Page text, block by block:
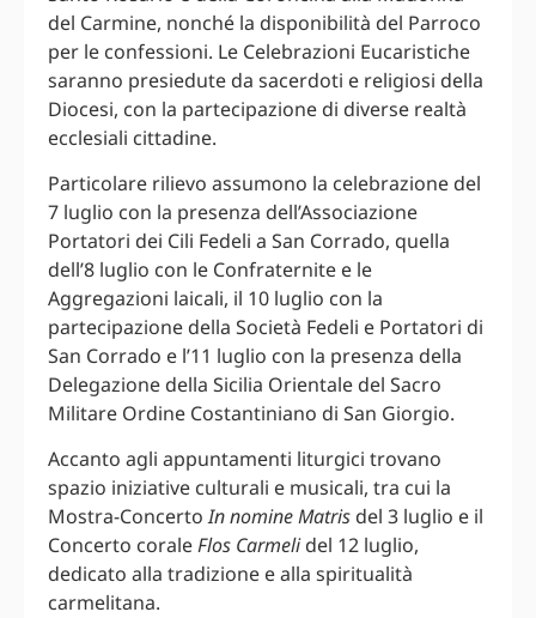
del Carmine, nonché la disponibilità del Parroco
per le confessioni. Le Celebrazioni Eucaristiche
saranno presiedute da sacerdoti e religiosi della
Diocesi, con la partecipazione di diverse realtà
ecclesiali cittadine.
Particolare rilievo assumono la celebrazione del
7 luglio con la presenza dell’Associazione
Portatori dei Cili Fedeli a San Corrado, quella
dell’8 luglio con le Confraternite e le
Aggregazioni laicali, il 10 luglio con la
partecipazione della Società Fedeli e Portatori di
San Corrado e l’11 luglio con la presenza della
Delegazione della Sicilia Orientale del Sacro
Militare Ordine Costantiniano di San Giorgio.
Accanto agli appuntamenti liturgici trovano
spazio iniziative culturali e musicali, tra cui la
Mostra-ConcertoIn nomine Matris del 3 luglio e il
Concerto coraleFlos Carmelidel 12 luglio,
dedicato alla tradizione e alla spiritualità
carmelitana.